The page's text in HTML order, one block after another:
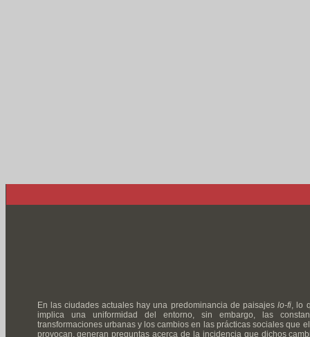
En las ciudades actuales hay una predominancia de paisajeslo-fi, lo
implica una uniformidad del entorno, sin embargo, las
transformaciones urbanas y los cambios en las prácticas sociales que
provocan, generan preguntas acerca de la incidencia que dichos